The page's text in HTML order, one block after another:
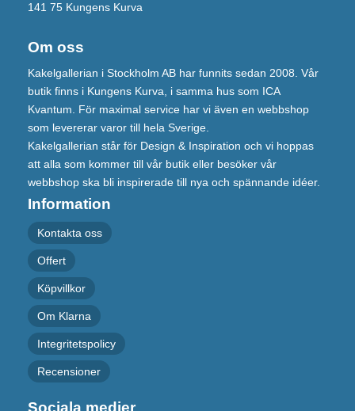
141 75 Kungens Kurva
Om oss
Kakelgallerian i Stockholm AB har funnits sedan 2008. Vår
butik finns i Kungens Kurva, i samma hus som ICA
Kvantum. För maximal service har vi även en webbshop
som levererar varor till hela Sverige.
Kakelgallerian står för Design & Inspiration och vi hoppas
att alla som kommer till vår butik eller besöker vår
webbshop ska bli inspirerade till nya och spännande idéer.
Information
Kontakta oss
Offert
Köpvillkor
Om Klarna
Integritetspolicy
Recensioner
Sociala medier